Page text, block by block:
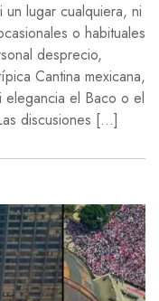
lugar cualquiera, ni
o habituales
desprecio,
Cantina mexicana,
elegancia el Baco o el
discusiones […]